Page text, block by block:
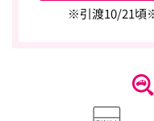
※引渡10/21頃